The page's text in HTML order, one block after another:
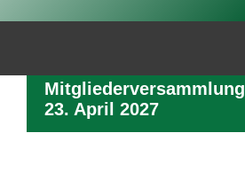
STARTSEITE
Mitgliederversammlung
23. April 2027